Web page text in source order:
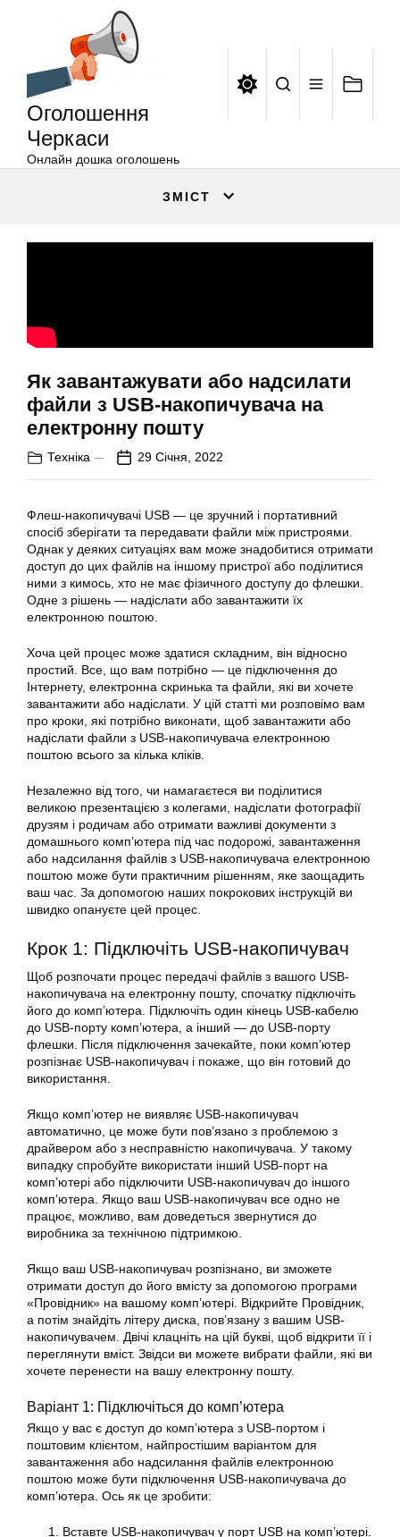
Оголошення
Черкаси
Онлайн дошка оголошень
ЗМІСТ
Як завантажувати або надсилати
файли з USB-накопичувача на
електронну пошту
Техніка 29 Січня, 2022
Флеш-накопичувачі USB — це зручний і портативний
спосіб зберігати та передавати файли між пристроями.
Однак у деяких ситуаціях вам може знадобитися отримати
доступ до цих файлів на іншому пристрої або поділитися
ними з кимось, хто не має фізичного доступу до флешки.
Одне з рішень — надіслати або завантажити їх
електронною поштою.
Хоча цей процес може здатися складним, він відносно
простий. Все, що вам потрібно — це підключення до
Інтернету, електронна скринька та файли, які ви хочете
завантажити або надіслати. У цій статті ми розповімо вам
про кроки, які потрібно виконати, щоб завантажити або
надіслати файли з USB-накопичувача електронною
поштою всього за кілька кліків.
Незалежно від того, чи намагаєтеся ви поділитися
великою презентацією з колегами, надіслати фотографії
друзям і родичам або отримати важливі документи з
домашнього комп’ютера під час подорожі, завантаження
або надсилання файлів з USB-накопичувача електронною
поштою може бути практичним рішенням, яке заощадить
ваш час. За допомогою наших покрокових інструкцій ви
швидко опануєте цей процес.
Крок 1: Підключіть USB-накопичувач
Щоб розпочати процес передачі файлів з вашого USB-
накопичувача на електронну пошту, спочатку підключіть
його до комп’ютера. Підключіть один кінець USB-кабелю
до USB-порту комп’ютера, а інший — до USB-порту
флешки. Після підключення зачекайте, поки комп’ютер
розпізнає USB-накопичувач і покаже, що він готовий до
використання.
Якщо комп’ютер не виявляє USB-накопичувач
автоматично, це може бути пов’язано з проблемою з
драйвером або з несправністю накопичувача. У такому
випадку спробуйте використати інший USB-порт на
комп’ютері або підключити USB-накопичувач до іншого
комп’ютера. Якщо ваш USB-накопичувач все одно не
працює, можливо, вам доведеться звернутися до
виробника за технічною підтримкою.
Якщо ваш USB-накопичувач розпізнано, ви зможете
отримати доступ до його вмісту за допомогою програми
«Провідник» на вашому комп’ютері. Відкрийте Провідник,
а потім знайдіть літеру диска, пов’язану з вашим USB-
накопичувачем. Двічі клацніть на цій букві, щоб відкрити її і
переглянути вміст. Звідси ви можете вибрати файли, які ви
хочете перенести на вашу електронну пошту.
Варіант 1: Підключіться до комп’ютера
Якщо у вас є доступ до комп’ютера з USB-портом і
поштовим клієнтом, найпростішим варіантом для
завантаження або надсилання файлів електронною
поштою може бути підключення USB-накопичувача до
комп’ютера. Ось як це зробити:
Вставте USB-накопичувач у порт USB на комп’ютері.